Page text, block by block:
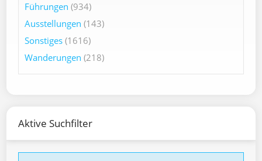
Führungen (934)
Ausstellungen (143)
Sonstiges (1616)
Wanderungen (218)
Aktive Suchfilter